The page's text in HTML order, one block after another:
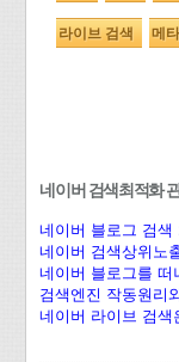
라이브 검색 메
네이버 검색최적화
네이버 블로그 검색
네이버 검색상위노
네이버 블로그를 떠
검색엔진 작동원리
네이버 라이브 검